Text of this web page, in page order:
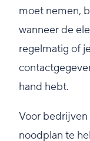
moet nemen,
wanneer de
regelmatig of
hand hebt.
Voor bedrijven
noodplan te